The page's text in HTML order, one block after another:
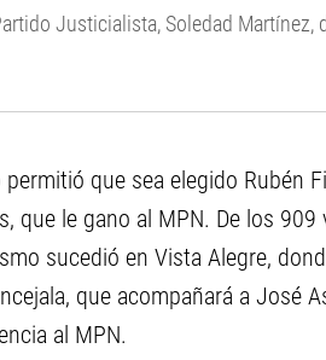
Justicialista, Soledad Martínez,
que sea elegido Rubén
que le gano al MPN. De los
sucedió en Vista Alegre,
que acompañará a José
al MPN.